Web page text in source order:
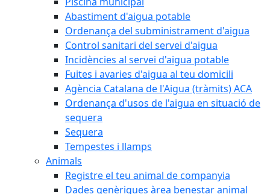
Abastiment d'aigua potable
Ordenança del subministrament d'aigua
Control sanitari del servei d'aigua
Incidències al servei d'aigua potable
Fuites i avaries d'aigua al teu domicili
Agència Catalana de l'Aigua (tràmits) ACA
Ordenança d'usos de l'aigua en situació de
sequera
Sequera
Tempestes i llamps
Animals
Registre el teu animal de companyia
Dades genèriques àrea benestar animal